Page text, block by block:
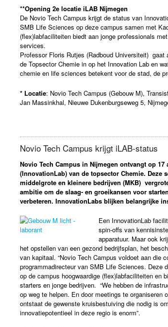
**Opening 2e locatie iLAB Nijmegen
De Novio Tech Campus krijgt de status van
SMB Life Sciences op deze campus samen met
(flex)labfaciliteiten biedt aan jonge professionals
services.
Professor Floris Rutjes (Radboud Universiteit) gaat
de Topsector Chemie in op het Innovation Lab en
chemie en life sciences betekent voor de stad, de
* Locatie: Novio Tech Campus (Gebouw M),
Jan Massinkhal, Nieuwe Dukenburgseweg 5,
Novio Tech Campus krijgt iLAB-status
Novio Tech Campus in Nijmegen ontvangt op
(InnovationLab) van de topsector Chemie. Deze
middelgrote en kleinere bedrijven (MKB)
ambitie om de slaag- en groeikansen voor
verbeteren. InnovationLabs blijken belangrijke
Een InnovationLab
spin-offs van
apparatuur. Maar ook
het opstellen van een gezond bedrijfsplan, het
van kapitaal. “Novio Tech Campus voldoet aan die
programmadirecteur van SMB Life Sciences. Deze
op de campus hoogwaardige (flex)labfaciliteiten en
starters en jonge bedrijven. “We hebben de
op weg te helpen. En door meetings te organiseren
ontstaat de gewenste kruisbestuiving die nodig is
innovatiepotentieel in deze regio is enorm”.